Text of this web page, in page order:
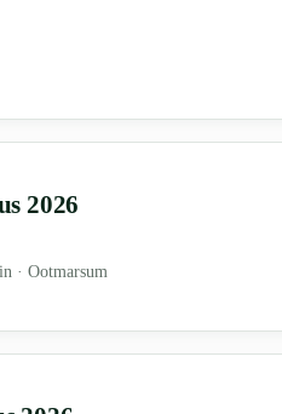
2026
· Ootmarsum